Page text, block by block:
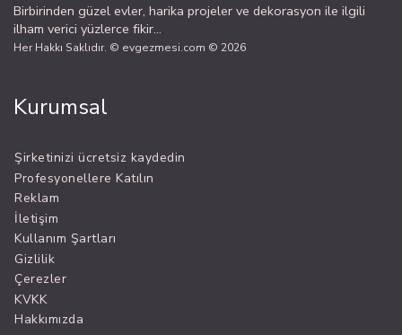
Birbirinden güzel evler, harika projeler ve dekorasyon ile ilgili
ilham verici yüzlerce fikir...
Her Hakkı Saklıdır. © evgezmesi.com © 2026
Kurumsal
Şirketinizi ücretsiz kaydedin
Profesyonellere Katılın
Reklam
İletişim
Kullanım Şartları
Gizlilik
Çerezler
KVKK
Hakkımızda